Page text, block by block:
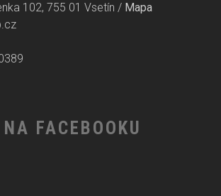
102, 755 01 Vsetín / Mapa
FACEBOOKU